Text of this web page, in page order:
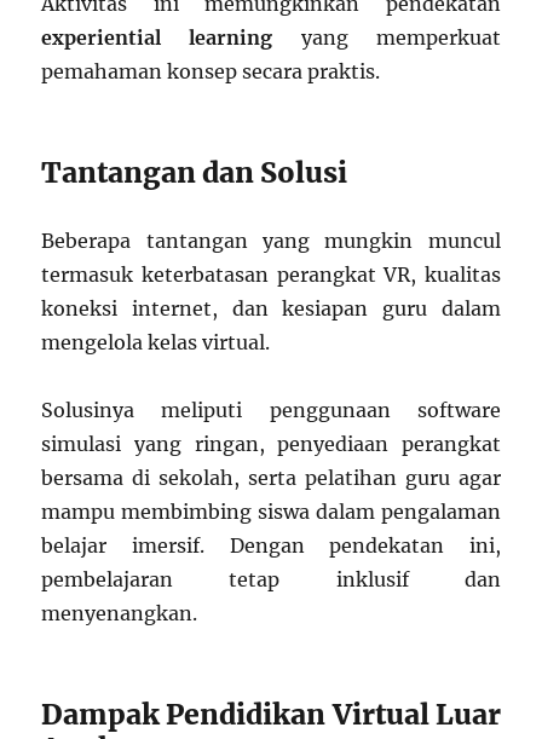
experiential learning yang memperkuat
pemahaman konsep secara praktis.
Tantangan dan Solusi
Beberapa tantangan yang mungkin muncul
termasuk keterbatasan perangkat VR, kualitas
koneksi internet, dan kesiapan guru dalam
mengelola kelas virtual.
Solusinya meliputi penggunaan software
simulasi yang ringan, penyediaan perangkat
bersama di sekolah, serta pelatihan guru agar
mampu membimbing siswa dalam pengalaman
belajar imersif. Dengan pendekatan ini,
pembelajaran tetap inklusif dan
menyenangkan.
Dampak Pendidikan Virtual Luar